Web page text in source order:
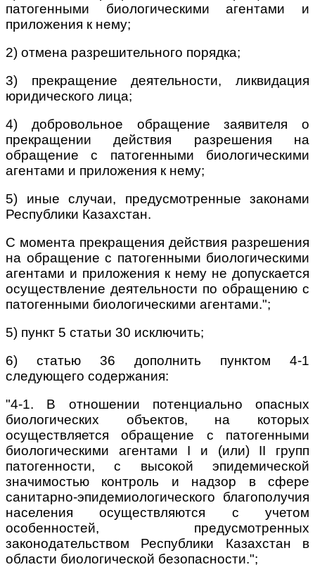
патогенными биологическими агентами и
приложения к нему;
2) отмена разрешительного порядка;
3) прекращение деятельности, ликвидация
юридического лица;
4) добровольное обращение заявителя о
прекращении действия разрешения на
обращение с патогенными биологическими
агентами и приложения к нему;
5) иные случаи, предусмотренные законами
Республики Казахстан.
С момента прекращения действия разрешения
на обращение с патогенными биологическими
агентами и приложения к нему не допускается
осуществление деятельности по обращению с
патогенными биологическими агентами.";
5) пункт 5 статьи 30 исключить;
6) статью 36 дополнить пунктом 4-1
следующего содержания:
"4-1. В отношении потенциально опасных
биологических объектов, на которых
осуществляется обращение с патогенными
биологическими агентами I и (или) II групп
патогенности, с высокой эпидемической
значимостью контроль и надзор в сфере
санитарно-эпидемиологического благополучия
населения осуществляются с учетом
особенностей, предусмотренных
законодательством Республики Казахстан в
области биологической безопасности.";